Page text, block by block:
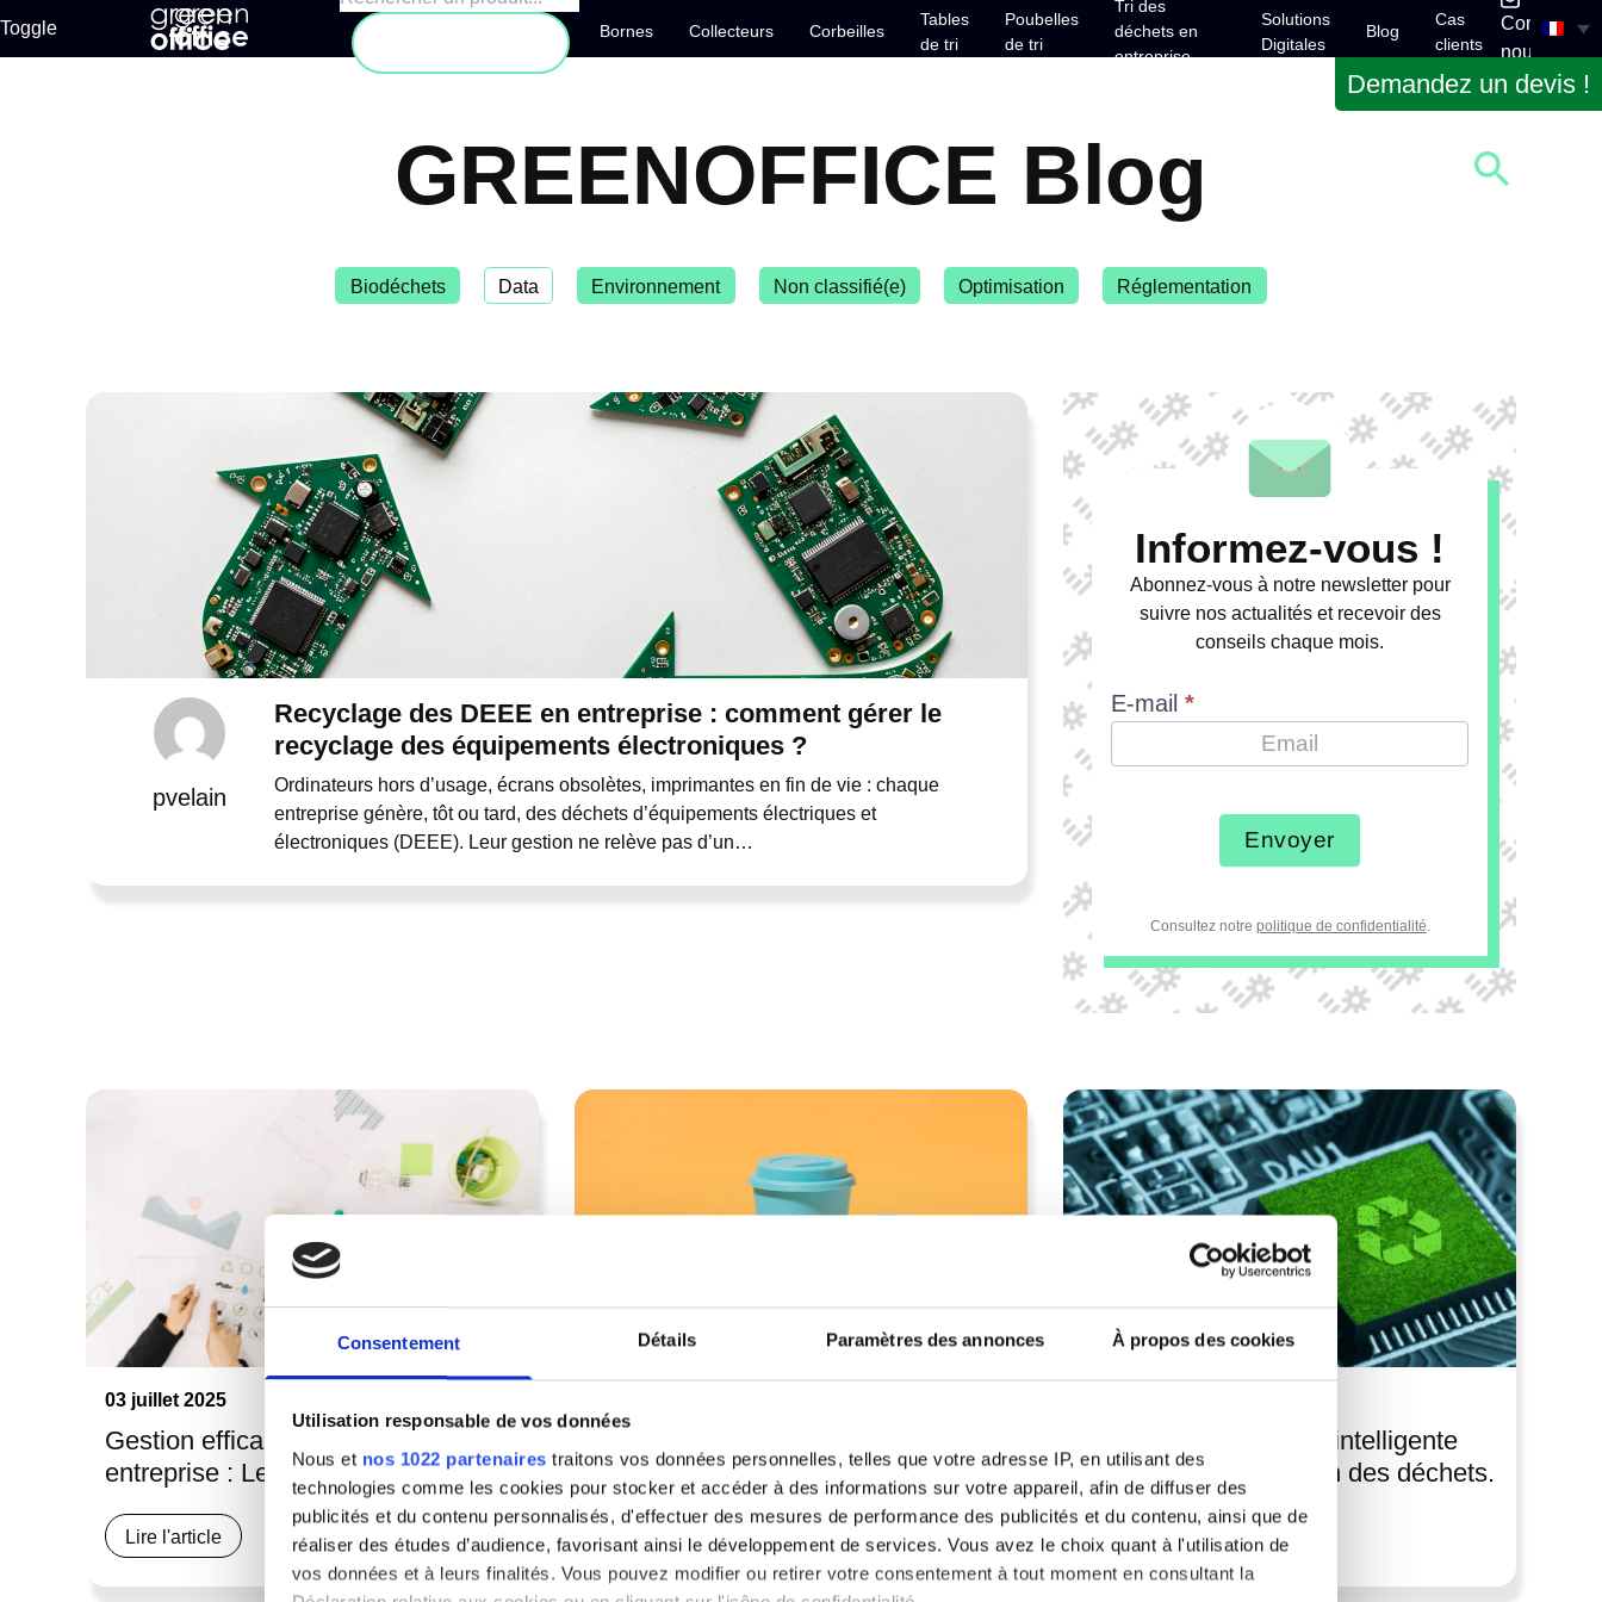
Consentement Détails Paramètres des annonces À propos des cookies
Utilisation responsable de vos données
Nous et nos 1022 partenaires traitons vos données personnelles, telles que votre adresse IP, en utilisant des
technologies comme les cookies pour stocker et accéder à des informations sur votre appareil, afin de diffuser des
publicités et du contenu personnalisés, d'effectuer des mesures de performance des publicités et du contenu, ainsi que de
réaliser des études d’audience, favorisant ainsi le développement de services. Vous avez le choix quant à l'utilisation de
vos données et à leurs finalités. Vous pouvez modifier ou retirer votre consentement à tout moment en consultant la
Toggle Bornes Collecteurs Corbeilles
Tables
de tri
Poubelles
de tri
Tri des
déchets en
entreprise
Solutions
Digitales
Blog
Cas
clients
Contactez-
nous
Demandez un devis !
GREENOFFICE Blog
Biodéchets Data Environnement Non classifié(e) Optimisation Réglementation
pvelain
Recyclage des DEEE en entreprise : comment gérer le
recyclage des équipements électroniques ?
Ordinateurs hors d’usage, écrans obsolètes, imprimantes en fin de vie : chaque
entreprise génère, tôt ou tard, des déchets d’équipements électriques et
électroniques (DEEE). Leur gestion ne relève pas d’un…
Informez-vous !
Abonnez-vous à notre newsletter pour
suivre nos actualités et recevoir des
conseils chaque mois.
E-mail *
Envoyer
Consultez notre politique de confidentialité
03 juillet 2025
Gestion efficace des déchets en
entreprise : Les avantages.
Lire l'article
gobelets en entreprise ?
Lire l'article
Comment la poubelle intelligente
révolutionne la gestion des déchets.
Lire l'article